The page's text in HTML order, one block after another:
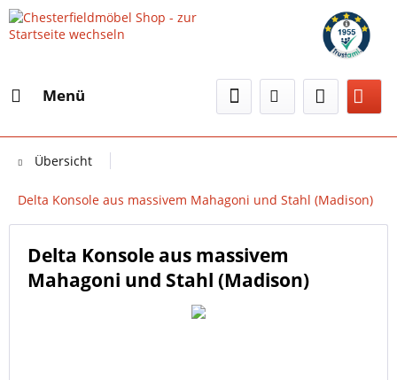
Menü
Übersicht
Delta Konsole aus massivem Mahagoni und Stahl (Madison)
Delta Konsole aus massivem
Mahagoni und Stahl (Madison)